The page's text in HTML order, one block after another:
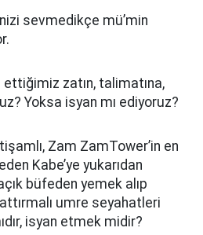
sevmedikçe mü’min
zatın, talimatına,
Yoksa isyan mı ediyoruz?
Zam ZamTower’in en
Kabe’ye yukarıdan
büfeden yemek alıp
umre seyahatleri
isyan etmek midir?